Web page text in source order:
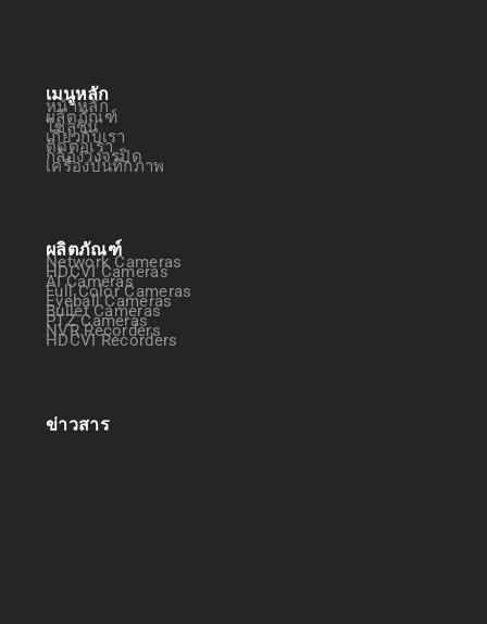
เมนูหลัก
หน้าหลัก
ผลิตภัณฑ์
โซลูชัน
เกี่ยวกับเรา
ติดต่อเรา
กล้องวงจรปิด
เครื่องบันทึกภาพ
ผลิตภัณฑ์
Network Cameras
HDCVI Cameras
AI Cameras
Full Color Cameras
Eyeball Cameras
Bullet Cameras
PTZ Cameras
NVR Recorders
HDCVI Recorders
ข่าวสาร